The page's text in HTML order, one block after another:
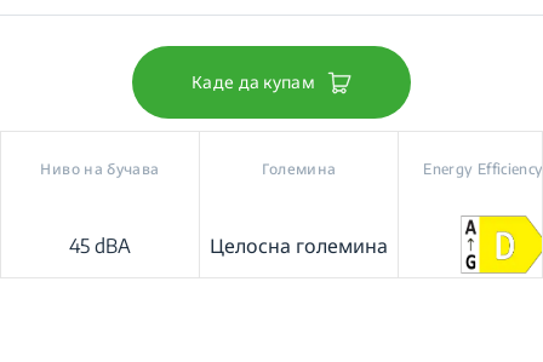
Каде да купам
Ниво на бучава
45 dBA
Големина
Целосна големина
Energy